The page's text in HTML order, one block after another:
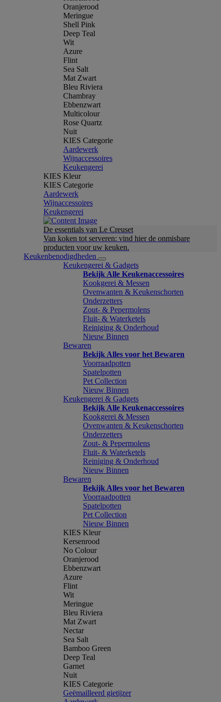
Oranjerood
Meringue
Shell Pink
Deep Teal
Wit
Azure
Flint
Sea Salt
Mat Zwart
Bleu Riviera
Chambray
Ebbenzwart
Multicolour
Rose Quartz
Nuit
KIES Categorie
Aardewerk
Wijnaccessoires
Keukengerei
KIES Kleur
KIES Categorie
Aardewerk
Wijnaccessoires
Keukengerei
De essentials van Le Creuset
Van koken tot serveren: vind hier de onmisbare
producten voor uw keuken.
Keukenbenodigdheden
Keukengerei & Gadgets
Bekijk Alle Keukenaccessoires
Kookgerei & Messen
Ovenwanten & Keukenschorten
Onderzetters
Zout- & Pepermolens
Fluit- & Waterketels
Reiniging & Onderhoud
Nieuw Binnen
Bewaren
Bekijk Alles voor het Bewaren
Voorraadpotten
Spatelpotten
Pet Collection
Nieuw Binnen
Keukengerei & Gadgets
Bekijk Alle Keukenaccessoires
Kookgerei & Messen
Ovenwanten & Keukenschorten
Onderzetters
Zout- & Pepermolens
Fluit- & Waterketels
Reiniging & Onderhoud
Nieuw Binnen
Bewaren
Bekijk Alles voor het Bewaren
Voorraadpotten
Spatelpotten
Pet Collection
Nieuw Binnen
KIES Kleur
Kersenrood
No Colour
Oranjerood
Ebbenzwart
Azure
Flint
Wit
Meringue
Bleu Riviera
Mat Zwart
Nectar
Sea Salt
Bamboo Green
Deep Teal
Garnet
Nuit
KIES Categorie
Geëmailleerd gietijzer